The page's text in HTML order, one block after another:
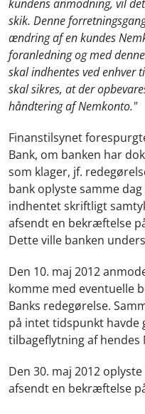
kundens anmodning, vil
skik. Denne
ændring af en kundes
foranledning og med
skal indhentes ved enhver
skal sikres, at der
håndtering af Nemkonto."
Finanstilsynet
Bank, om banken har
som klager, jf.
bank oplyste samme
indhentet skriftligt
afsendt en bekræftelse
Dette ville banken
Den 10. maj 2012
komme med eventuelle
Banks redegørelse.
på intet tidspunkt havde
tilbageflytning af hendes
Den 30. maj 2012
afsendt en bekræftelse